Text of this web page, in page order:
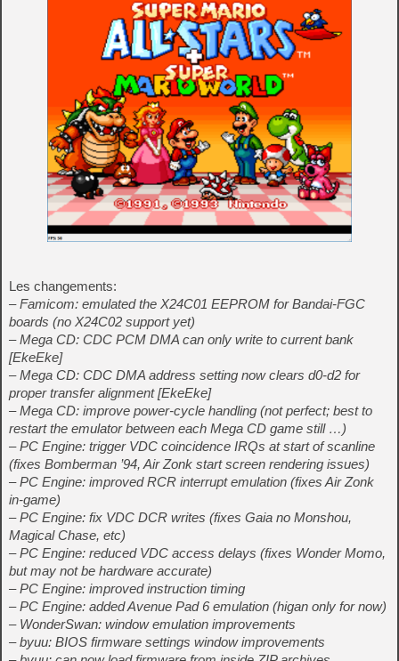
Les changements:
– Famicom: emulated the X24C01 EEPROM for Bandai-FGC
boards (no X24C02 support yet)
– Mega CD: CDC PCM DMA can only write to current bank
[EkeEke]
– Mega CD: CDC DMA address setting now clears d0-d2 for
proper transfer alignment [EkeEke]
– Mega CD: improve power-cycle handling (not perfect; best to
restart the emulator between each Mega CD game still …)
– PC Engine: trigger VDC coincidence IRQs at start of scanline
(fixes Bomberman ’94, Air Zonk start screen rendering issues)
– PC Engine: improved RCR interrupt emulation (fixes Air Zonk
in-game)
– PC Engine: fix VDC DCR writes (fixes Gaia no Monshou,
Magical Chase, etc)
– PC Engine: reduced VDC access delays (fixes Wonder Momo,
but may not be hardware accurate)
– PC Engine: improved instruction timing
– PC Engine: added Avenue Pad 6 emulation (higan only for now)
– WonderSwan: window emulation improvements
– byuu: BIOS firmware settings window improvements